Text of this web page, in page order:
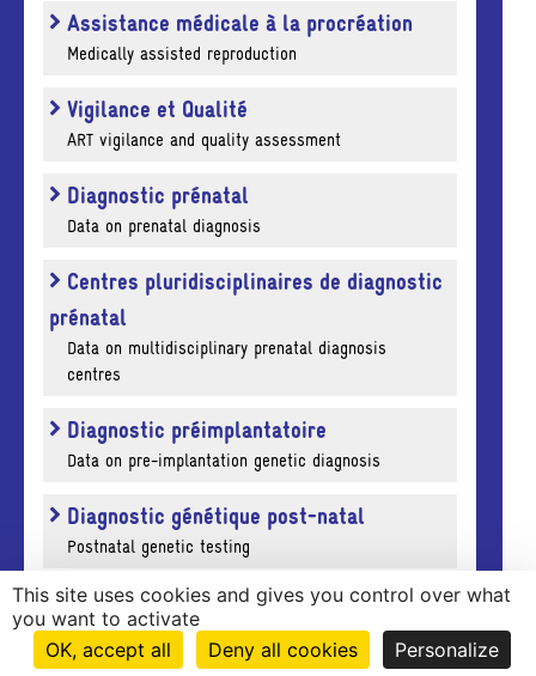
Assistance médicale à la procréation
Medically assisted reproduction
Vigilance et Qualité
ART vigilance and quality assessment
Diagnostic prénatal
Data on prenatal diagnosis
Centres pluridisciplinaires de diagnostic
prénatal
Data on multidisciplinary prenatal diagnosis
centres
Diagnostic préimplantatoire
Data on pre-implantation genetic diagnosis
Diagnostic génétique post-natal
Postnatal genetic testing
Bibliothèque de données
This site uses cookies and gives you control over what
you want to activate
OK, accept all
Deny all cookies Personalize